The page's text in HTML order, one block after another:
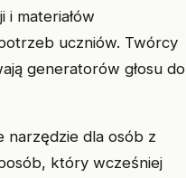
materiałów
uczniów. Twórcy
generatorów głosu do
narzędzie dla osób z
który wcześniej